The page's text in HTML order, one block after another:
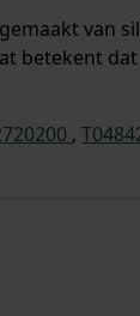
van
betekent
,